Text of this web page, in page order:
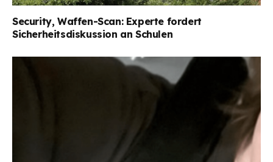
Security, Waffen-Scan: Experte fordert
Sicherheitsdiskussion an Schulen